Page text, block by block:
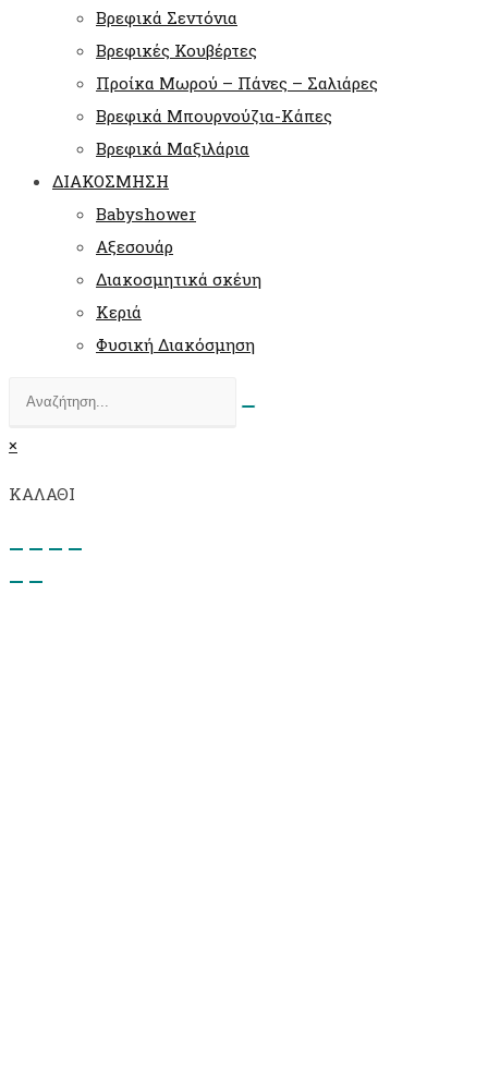
Βρεφικά Σεντόνια
Βρεφικές Κουβέρτες
Προίκα Μωρού – Πάνες – Σαλιάρες
Βρεφικά Μπουρνούζια-Κάπες
Βρεφικά Μαξιλάρια
ΔΙΑΚΟΣΜΗΣΗ
Babyshower
Αξεσουάρ
Διακοσμητικά σκέυη
Κεριά
Φυσική Διακόσμηση
×
ΚΑΛΑΘΙ